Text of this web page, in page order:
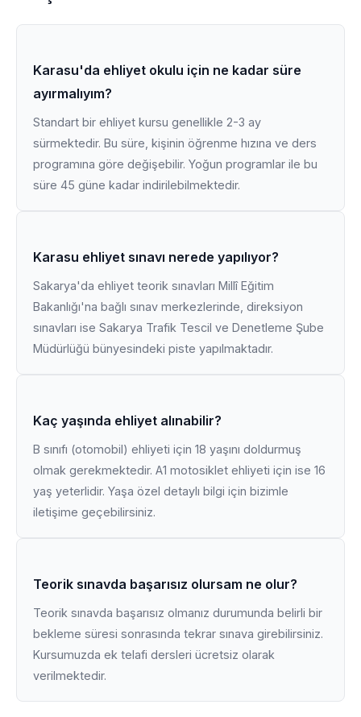
Karasu'da ehliyet okulu için ne kadar süre
ayırmalıyım?
Standart bir ehliyet kursu genellikle 2-3 ay
sürmektedir. Bu süre, kişinin öğrenme hızına ve ders
programına göre değişebilir. Yoğun programlar ile bu
süre 45 güne kadar indirilebilmektedir.
Karasu ehliyet sınavı nerede yapılıyor?
Sakarya'da ehliyet teorik sınavları Millî Eğitim
Bakanlığı'na bağlı sınav merkezlerinde, direksiyon
sınavları ise Sakarya Trafik Tescil ve Denetleme Şube
Müdürlüğü bünyesindeki piste yapılmaktadır.
Kaç yaşında ehliyet alınabilir?
B sınıfı (otomobil) ehliyeti için 18 yaşını doldurmuş
olmak gerekmektedir. A1 motosiklet ehliyeti için ise 16
yaş yeterlidir. Yaşa özel detaylı bilgi için bizimle
iletişime geçebilirsiniz.
Teorik sınavda başarısız olursam ne olur?
Teorik sınavda başarısız olmanız durumunda belirli bir
bekleme süresi sonrasında tekrar sınava girebilirsiniz.
Kursumuzda ek telafi dersleri ücretsiz olarak
verilmektedir.